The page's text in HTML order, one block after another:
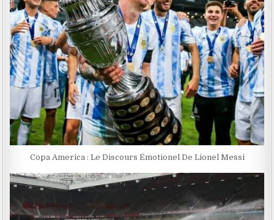
Copa America : Le Discours Émotionel De Lionel Messi